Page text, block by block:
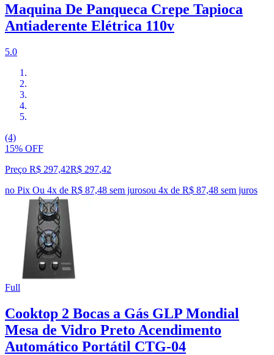
Maquina De Panqueca Crepe Tapioca
Antiaderente Elétrica 110v
5.0
(4)
15% OFF
Preço R$ 297,42R$ 297,42
no Pix Ou 4x de R$ 87,48 sem jurosou 4x de R$ 87,48 sem juros
Full
Cooktop 2 Bocas a Gás GLP Mondial
Mesa de Vidro Preto Acendimento
Automático Portátil CTG-04